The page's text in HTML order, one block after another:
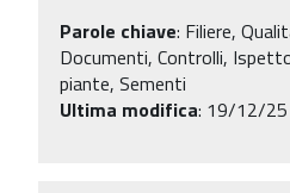
Parole chiave: Filiere,
Documenti, Controlli,
piante, Sementi
Ultima modifica: 19/12/25